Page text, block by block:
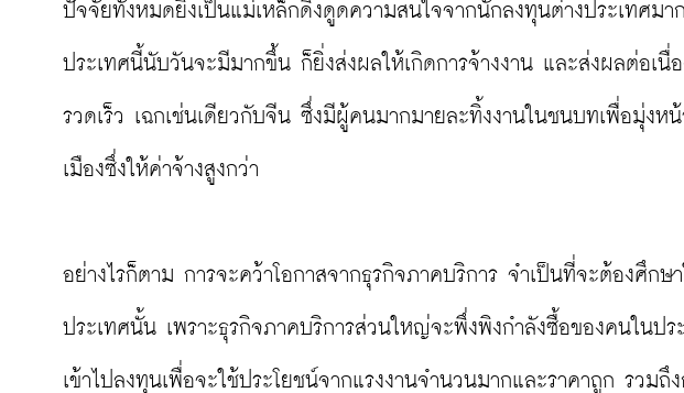
ปัจจัยทั้งหมดยิ่งเป็นแม่เหล็กดึงดูดความสนใจจากนักลงทุนต่างประเทศมา
ประเทศนี้นับวันจะมีมากขึ้น ก็ยิ่งส่งผลให้เกิดการจ้างงาน และส่งผลต่อเนื่
รวดเร็ว เฉกเช่นเดียวกับจีน ซึ่งมีผู้คนมากมายละทิ้งงานในชนบทเพื่อมุ่งห
เมืองซึ่งให้ค่าจ้างสูงกว่า
อย่างไรก็ตาม การจะคว้าโอกาสจากธุรกิจภาคบริการ จำเป็นที่จะต้องศึกษ
ประเทศนั้น เพราะธุรกิจภาคบริการส่วนใหญ่จะพึ่งพิงกำลังซื้อของคนในป
เข้าไปลงทุนเพื่อจะใช้ประโยชน์จากแรงงานจำนวนมากและราคาถูก รวมถึ